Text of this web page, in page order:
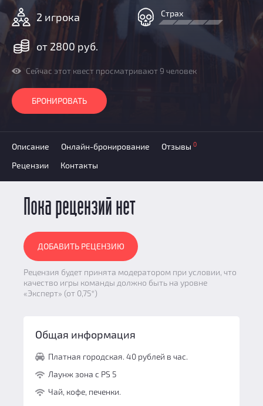
Новости
Добавить квест
Партнерам
2 игрока
от 2800 руб.
Страх
Сейчас этот квест просматривают 9 человек
БРОНИРОВАТЬ
Описание Онлайн-бронирование Отзывы 0
Рецензии Контакты
Пока рецензий нет
ДОБАВИТЬ РЕЦЕНЗИЮ
Рецензия будет принята модератором при условии, что
качество игры команды должно быть на уровне
«Эксперт» (от 0,75*)
Общая информация
Платная городская. 40 рублей в час.
Лаунж зона с PS 5
Чай, кофе, печенки.